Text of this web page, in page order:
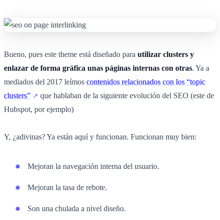
Bueno, pues este theme está diseñado para utilizar clusters y
enlazar de forma gráfica unas páginas internas con otras. Ya a
mediados del 2017 leímos contenidos relacionados con los “topic
clusters”
que hablaban de la siguiente evolución del SEO (este de
Hubspot, por ejemplo)
Y, ¿adivinas? Ya están aquí y funcionan. Funcionan muy bien:
Mejoran la navegación interna del usuario.
Mejoran la tasa de rebote.
Son una chulada a nivel diseño.